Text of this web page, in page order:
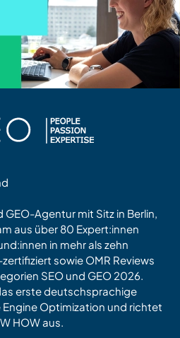
GEO-Agentur mit Sitz in Berlin,
aus über 80 Expert:innen
in mehr als zehn
sowie OMR Reviews
SEO und GEO 2026.
erste deutschsprachige
Optimization und richtet
HOW aus.